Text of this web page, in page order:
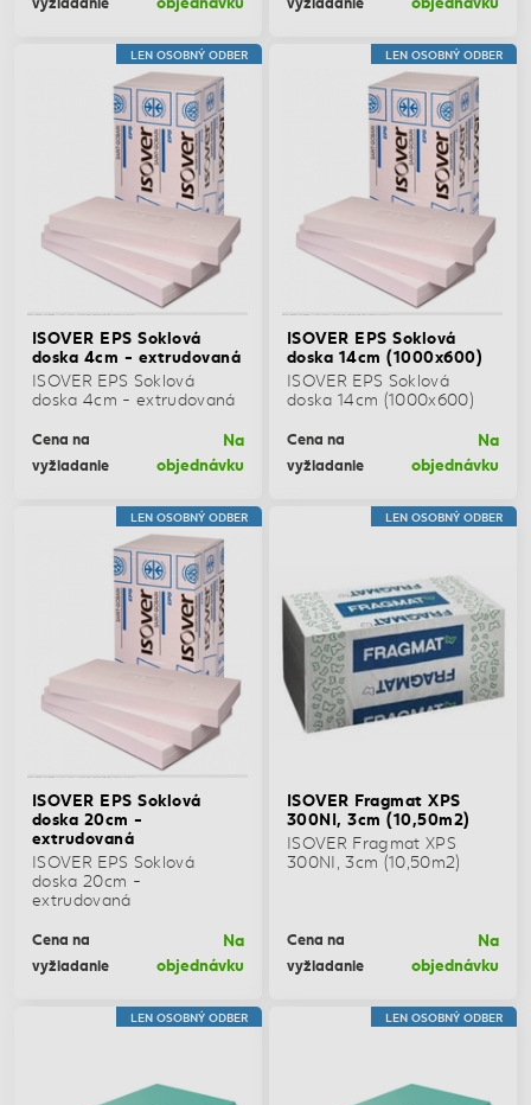
LEN OSOBNÝ ODBER
ISOVER EPS Soklová
doska 4cm - extrudovaná
ISOVER EPS Soklová
doska 4cm - extrudovaná
Cena na
vyžiadanie
Na
objednávku
LEN OSOBNÝ ODBER
ISOVER EPS Soklová
doska 14cm (1000x600)
ISOVER EPS Soklová
doska 14cm (1000x600)
Cena na
vyžiadanie
Na
objednávku
LEN OSOBNÝ ODBER
ISOVER EPS Soklová
doska 20cm -
extrudovaná
ISOVER EPS Soklová
doska 20cm -
extrudovaná
Cena na
vyžiadanie
Na
objednávku
LEN OSOBNÝ ODBER
ISOVER Fragmat XPS
300NI, 3cm (10,50m2)
ISOVER Fragmat XPS
300NI, 3cm (10,50m2)
Cena na
vyžiadanie
Na
objednávku
LEN OSOBNÝ ODBER LEN OSOBNÝ ODBER